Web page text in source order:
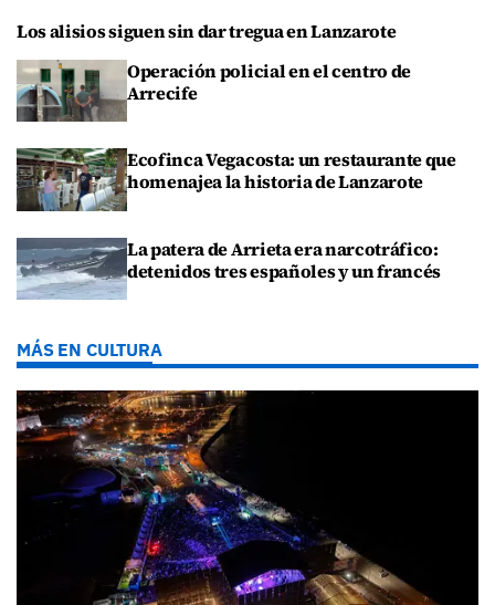
Los alisios siguen sin dar tregua en Lanzarote
Operación policial en el centro de
Arrecife
Ecofinca Vegacosta: un restaurante que
homenajea la historia de Lanzarote
La patera de Arrieta era narcotráfico:
detenidos tres españoles y un francés
MÁS EN CULTURA